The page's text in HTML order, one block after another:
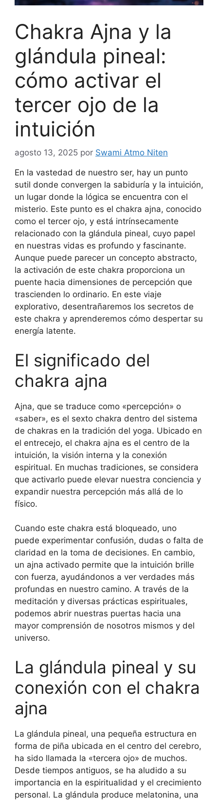
Chakra Ajna y la
glándula pineal:
cómo activar el
tercer ojo de la
intuición
agosto 13, 2025 por Swami Atmo Niten
En la vastedad de nuestro ser, hay un punto
sutil donde convergen la sabiduría y la intuición,
un lugar donde la lógica se encuentra con el
misterio. Este punto es el chakra ajna, conocido
como el tercer ojo, y está intrínsecamente
relacionado con la glándula pineal, cuyo papel
en nuestras vidas es profundo y fascinante.
Aunque puede parecer un concepto abstracto,
la activación de este chakra proporciona un
puente hacia dimensiones de percepción que
trascienden lo ordinario. En este viaje
explorativo, desentrañaremos los secretos de
este chakra y aprenderemos cómo despertar su
energía latente.
El significado del
chakra ajna
Ajna, que se traduce como «percepción» o
«saber», es el sexto chakra dentro del sistema
de chakras en la tradición del yoga. Ubicado en
el entrecejo, el chakra ajna es el centro de la
intuición, la visión interna y la conexión
espiritual. En muchas tradiciones, se considera
que activarlo puede elevar nuestra conciencia y
expandir nuestra percepción más allá de lo
físico.
Cuando este chakra está bloqueado, uno
puede experimentar confusión, dudas o falta de
claridad en la toma de decisiones. En cambio,
un ajna activado permite que la intuición brille
con fuerza, ayudándonos a ver verdades más
profundas en nuestro camino. A través de la
meditación y diversas prácticas espirituales,
podemos abrir nuestras puertas hacia una
mayor comprensión de nosotros mismos y del
universo.
La glándula pineal y su
conexión con el chakra
ajna
La glándula pineal, una pequeña estructura en
forma de piña ubicada en el centro del cerebro,
ha sido llamada la «tercera ojo» de muchos.
Desde tiempos antiguos, se ha aludido a su
importancia en la espiritualidad y el crecimiento
personal. La glándula produce melatonina, una